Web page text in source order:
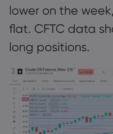
lower on the
flat. CFTC data
long positions.